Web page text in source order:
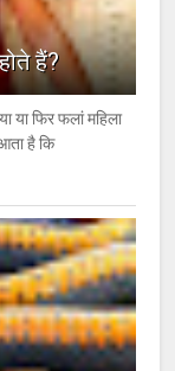
हैं?
फिर फलां महिला
है कि